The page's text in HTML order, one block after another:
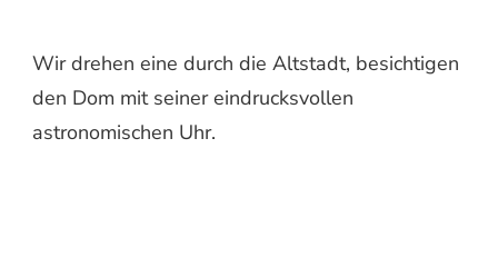
Wir drehen eine durch die Altstadt, besichtigen
den Dom mit seiner eindrucksvollen
astronomischen Uhr.